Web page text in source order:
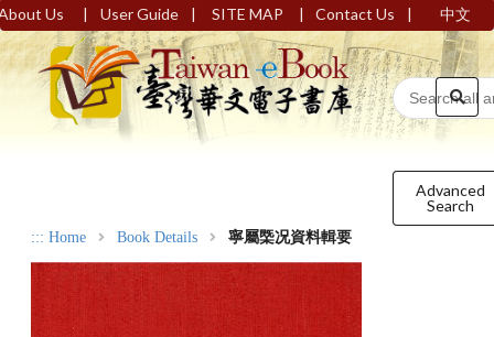
Us | User Guide | SITE MAP | Contact Us | 中文
Advanced
Search
::: Home Book Details 寧屬㮣况資料輯要